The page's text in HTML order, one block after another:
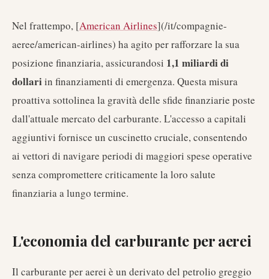
Nel frattempo, [American Airlines](/it/compagnie-
aeree/american-airlines) ha agito per rafforzare la sua
posizione finanziaria, assicurandosi 1,1 miliardi di
dollariin finanziamenti di emergenza. Questa misura
proattiva sottolinea la gravità delle sfide finanziarie poste
dall'attuale mercato del carburante. L'accesso a capitali
aggiuntivi fornisce un cuscinetto cruciale, consentendo
ai vettori di navigare periodi di maggiori spese operative
senza compromettere criticamente la loro salute
finanziaria a lungo termine.
L'economia del carburante per aerei
Il carburante per aerei è un derivato del petrolio greggio